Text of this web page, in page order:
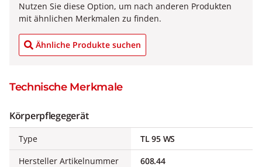
Nutzen Sie diese Option, um nach anderen Produkten
mit ähnlichen Merkmalen zu finden.
Ähnliche Produkte suchen
Technische Merkmale
Körperpflegegerät
Type
TL 95 WS
Hersteller Artikelnummer
608.44